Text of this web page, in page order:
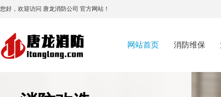
您好，欢迎访问 唐龙消防公司 官方网站！
网站首页 消防维保